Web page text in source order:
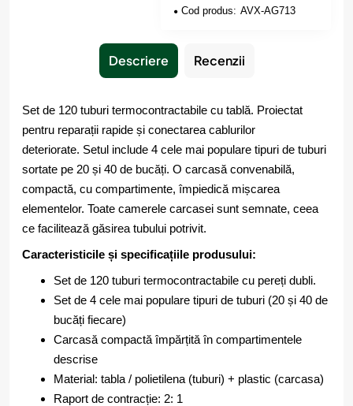
Cod produs: AVX-AG713
Descriere Recenzii
Set de 120 tuburi termocontractabile cu tablă. Proiectat
pentru reparații rapide și conectarea cablurilor
deteriorate. Setul include 4 cele mai populare tipuri de tuburi
sortate pe 20 și 40 de bucăți. O carcasă convenabilă,
compactă, cu compartimente, împiedică mișcarea
elementelor. Toate camerele carcasei sunt semnate, ceea
ce facilitează găsirea tubului potrivit.
Caracteristicile și specificațiile produsului:
Set de 120 tuburi termocontractabile cu pereți dubli.
Set de 4 cele mai populare tipuri de tuburi (20 și 40 de
bucăți fiecare)
Carcasă compactă împărțită în compartimentele
descrise
Material: tabla / polietilena (tuburi) + plastic (carcasa)
Raport de contracție: 2: 1